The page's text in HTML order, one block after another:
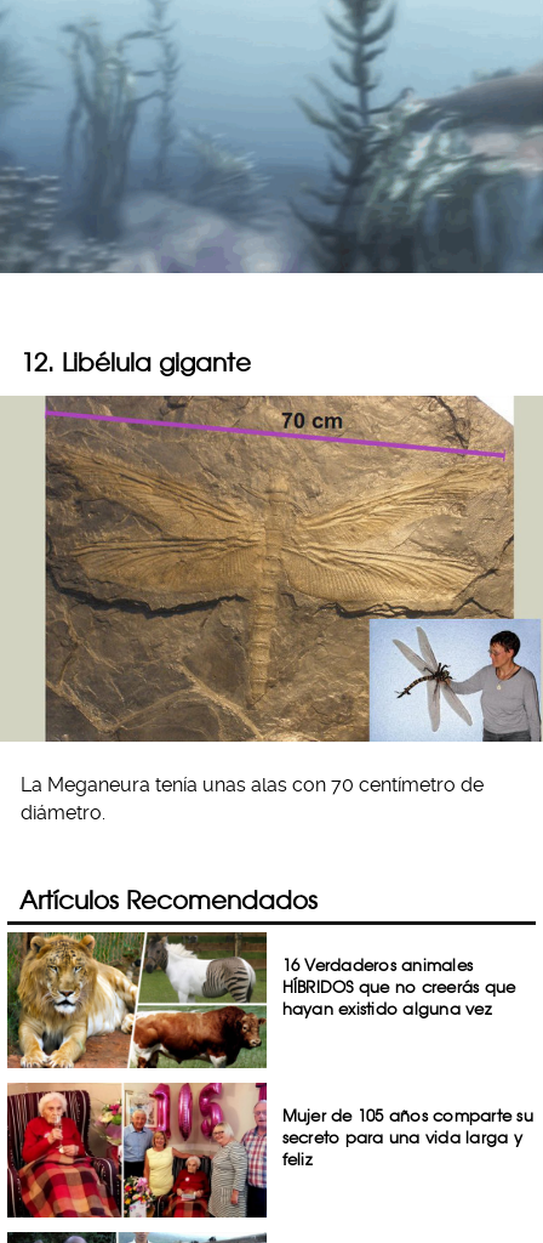
12. Libélula gigante
La Meganeura tenía unas alas con 70 centímetro de
diámetro.
Artículos Recomendados
16 Verdaderos animales
HÍBRIDOS que no creerás que
hayan existido alguna vez
Mujer de 105 años comparte su
secreto para una vida larga y
feliz